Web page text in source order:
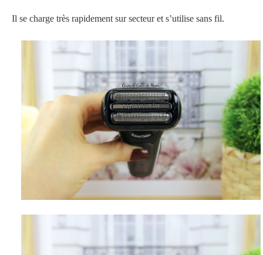
Il se charge très rapidement sur secteur et s’utilise sans fil.